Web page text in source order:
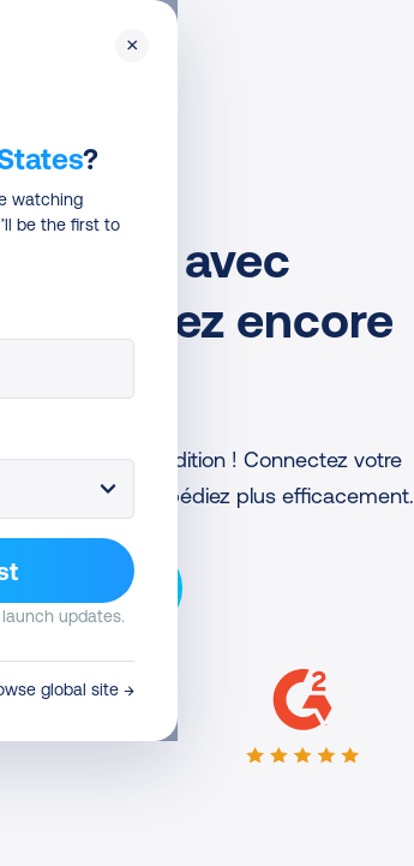
avec
expédiez encore
d’expédition ! Connectez votre
à expédiez plus efficacement.
Colissimo
×
?
watching
be the first to
updates.
global site →